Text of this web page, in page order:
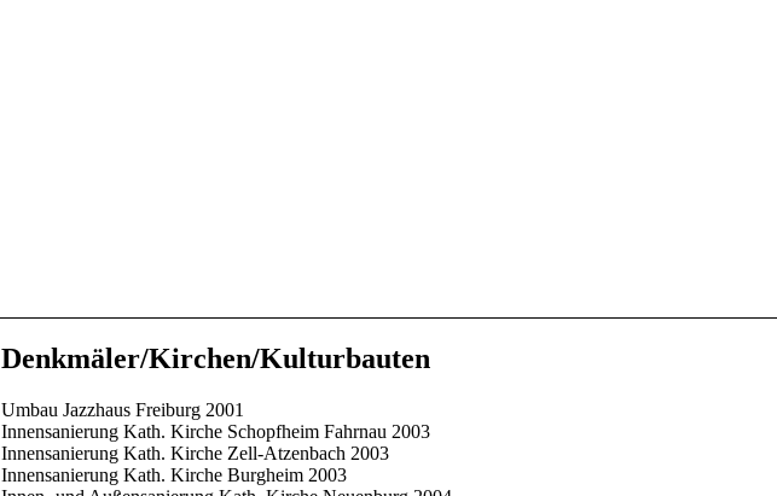
Denkmäler/Kirchen/Kulturbauten
Umbau Jazzhaus Freiburg 2001
Innensanierung Kath. Kirche Schopfheim Fahrnau 2003
Innensanierung Kath. Kirche Zell-Atzenbach 2003
Innensanierung Kath. Kirche Burgheim 2003